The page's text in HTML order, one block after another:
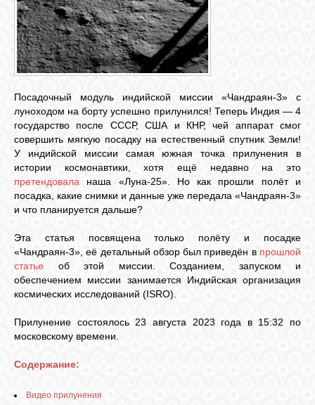
ФАЙЛЫ
ВИДЕО
ФОТО
СВЯЗЬ
ВХОД
RSS
Посадочный модуль индийской миссии «Чандраян-3» с
луноходом на борту успешно прилунился! Теперь Индия — 4
государство после СССР, США и КНР, чей аппарат смог
совершить мягкую посадку на естественный спутник Земли!
У индийской миссии самая южная точка прилунения в
истории космонавтики, хотя ещё недавно на это
претендовала наша «Луна-25». Но как прошли полёт и
посадка, какие снимки и данные уже передала «Чандраян-3»
и что планируется дальше?
Эта статья посвящена только полёту и посадке
«Чандраян-3», её детальный обзор был приведён в прошлой
статье об этой миссии. Созданием, запуском и
обеспечением миссии занимается Индийская организация
космических исследований (ISRO).
Прилунение состоялось 23 августа 2023 года в 15:32 по
московскому времени.
Содержание:
Видео прилунения